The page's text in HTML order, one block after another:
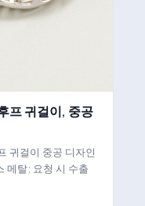
프 귀걸이, 중공
귀걸이 중공 디자인
메탈; 요청 시 수출